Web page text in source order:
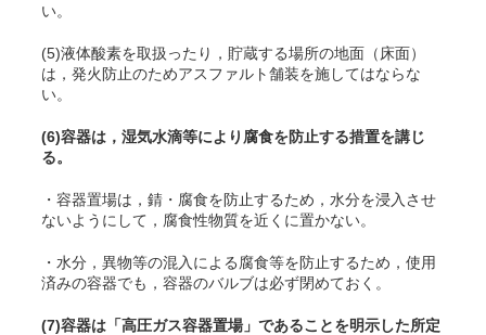
い。
(5)液体酸素を取扱ったり，貯蔵する場所の地面（床面）
は，発火防止のためアスファルト舗装を施してはならな
い。
(6)容器は，湿気水滴等により腐食を防止する措置を講じ
る。
・容器置場は，錆・腐食を防止するため，水分を浸入させ
ないようにして，腐食性物質を近くに置かない。
・水分，異物等の混入による腐食等を防止するため，使用
済みの容器でも，容器のバルブは必ず閉めておく。
(7)容器は「高圧ガス容器置場」であることを明示した所定